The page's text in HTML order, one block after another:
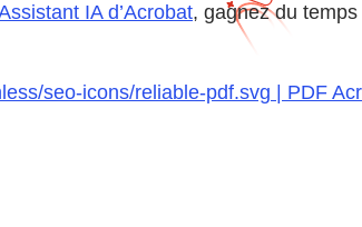
IA d’Acrobat, gagnez du
seo-icons/reliable-pdf.svg | PDF